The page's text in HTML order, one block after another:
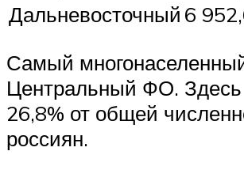
Дальневосточный 6
Самый
Центральный ФО. Здесь
26,8% от общей
россиян.